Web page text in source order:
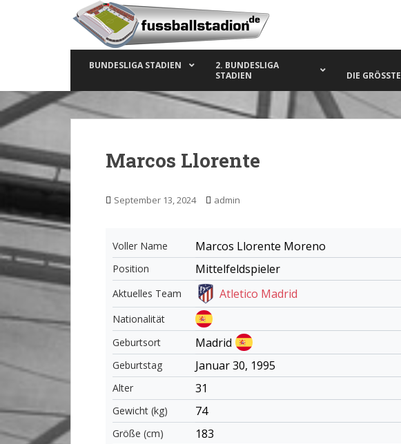
n
o
t
n
t
BUNDESLIGA STADIEN
2. BUNDESLIGA
STADIEN
DIE
Marcos Llorente
September 13, 2024 admin
Voller Name Marcos Llorente Moreno
Position Mittelfeldspieler
Aktuelles Team Atletico Madrid
Nationalität
Geburtsort
Madrid
Geburtstag Januar 30, 1995
Alter 31
Gewicht (kg) 74
Größe (cm) 183